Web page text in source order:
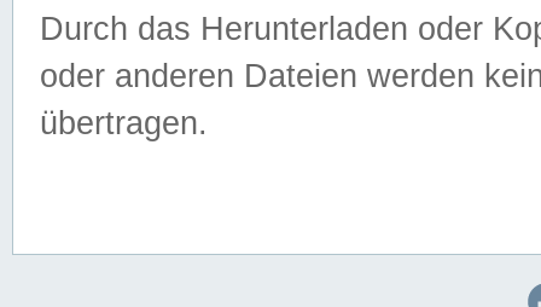
Durch das Herunterladen oder
oder anderen Dateien werden
übertragen.